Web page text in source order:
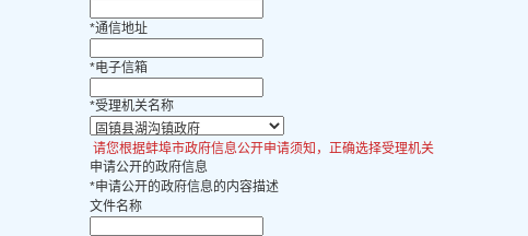
*通信地址
*电子信箱
*受理机关名称
请您根据蚌埠市政府信息公开申请须知，正确选择受理机关
申请公开的政府信息
*申请公开的政府信息的内容描述
文件名称